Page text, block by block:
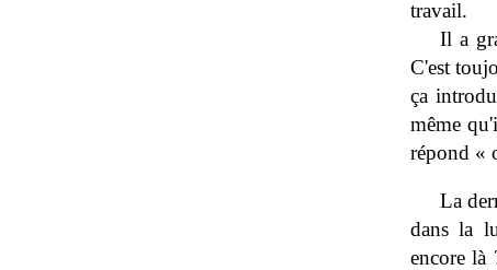
travail.
Il a
C'est
ça
même
répond «
La
dans la
encore là